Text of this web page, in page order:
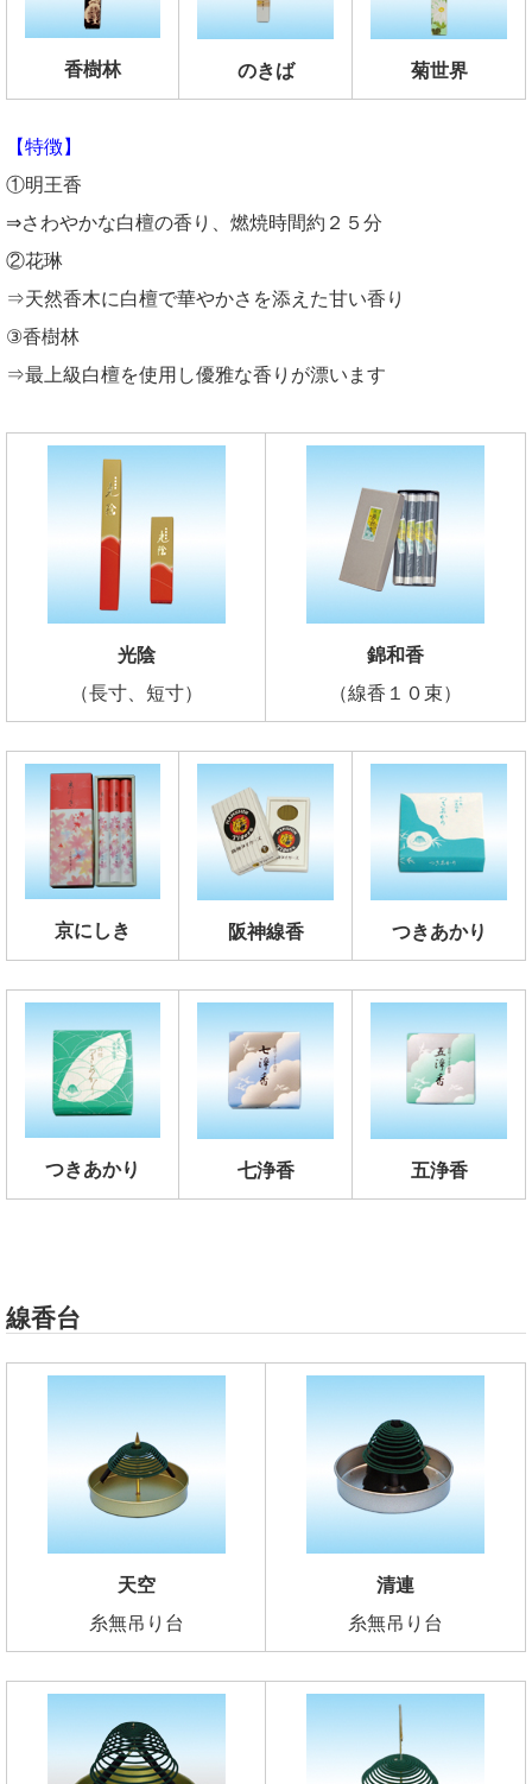
香樹林 のきば 菊世界
【特徴】
①明王香
⇒さわやかな白檀の香り、燃焼時間約２５分
②花琳
⇒天然香木に白檀で華やかさを添えた甘い香り
③香樹林
⇒最上級白檀を使用し優雅な香りが漂います
光陰
（長寸、短寸）
錦和香
（線香１０束）
京にしき 阪神線香 つきあかり
つきあかり 七浄香 五浄香
線香台
天空
糸無吊り台
清連
糸無吊り台